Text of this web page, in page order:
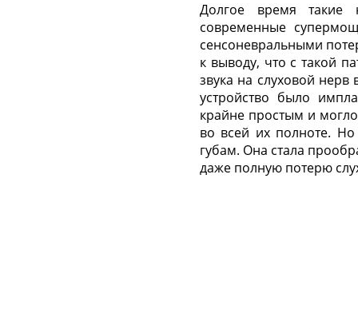
Долгое время такие
современные
сенсоневральными
к выводу, что с такой
звука на слуховой
устройство было
крайне простым и
во всей их полноте.
губам. Она стала
даже полную потерю